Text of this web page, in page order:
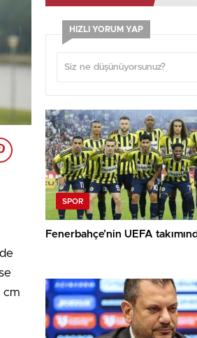
cm
HIZLI YORUM YAP
SPOR
Fenerbahçe’nin UEFA